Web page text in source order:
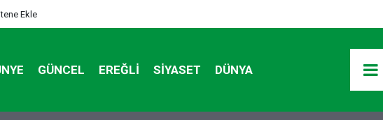
Ekle
GÜNCEL EREĞLI SIYASET DÜNYA